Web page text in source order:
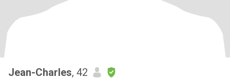
Jean-Charles, 42